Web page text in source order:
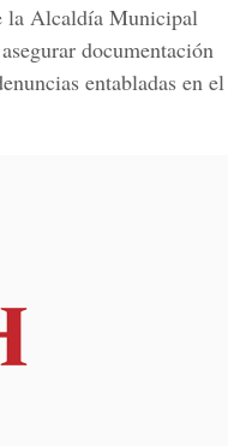
la Alcaldía Municipal
documentación
entabladas en el